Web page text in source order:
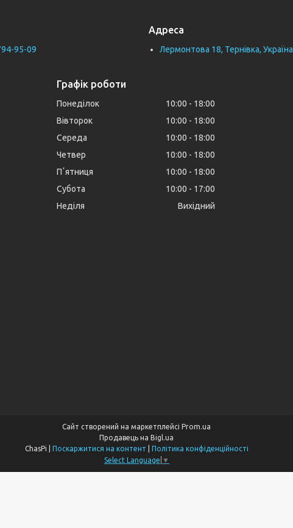
95-09
Адреса
Лермонтова 18, Тернівка, Україна
Графік роботи
Понеділок 10:00
18:00
Вівторок
10:00
18:00
Середа
10:00
18:00
Четвер
10:00
18:00
Пʼятниця
10:00
18:00
Субота
10:00
17:00
Неділя
Вихідний
Сайт створений на маркетплейсі Prom.ua
Продавець на Bigl.ua
Поскаржитися на контент
Політика конфіденційності
Select Language ▼